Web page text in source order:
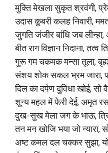
मुक्ति मेखला सुकृत श्रवंगी, प्रेम
उदास कूबरी कलह निवारी,
जुगति जंजीर बांधि जब
बीत राग विज्ञान निदाना, तत्व
गुरू गम चकमक मन्सा तूला,
संशय शोक सकल भ्रम जारा,
दिल का दर्पण दुविधा खोई, सो
शून्य महल में फेरी देई, अमृत रस
दुख-सुख मेला जग के भाऊ,
तन मन खोजि भया जो न्यारा,
अष्ट कमल दल चक्कर सुझा,